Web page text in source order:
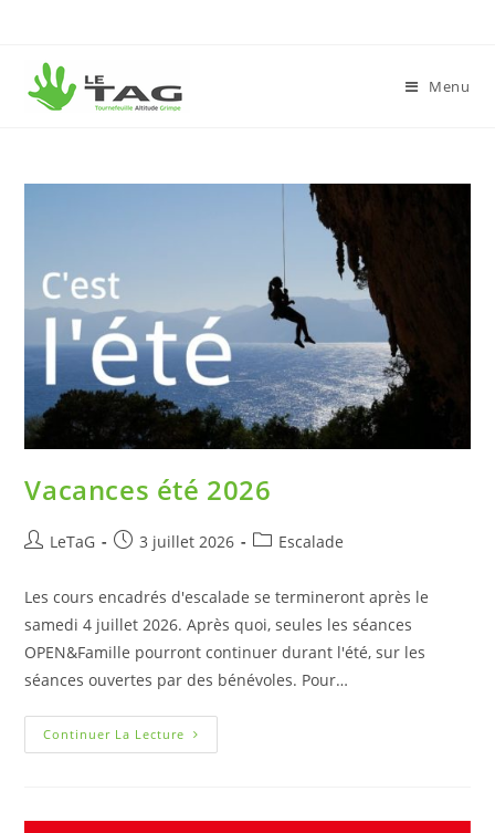
Menu
Vacances été 2026
LeTaG 3 juillet 2026 Escalade
Les cours encadrés d'escalade se termineront après le
samedi 4 juillet 2026. Après quoi, seules les séances
OPEN&Famille pourront continuer durant l'été, sur les
séances ouvertes par des bénévoles. Pour…
Continuer La Lecture